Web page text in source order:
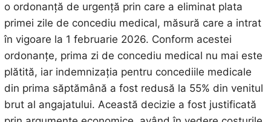
o ordonanță de urgență prin care a eliminat plata
primei zile de concediu medical, măsură care a intrat
în vigoare la 1 februarie 2026. Conform acestei
ordonanțe, prima zi de concediu medical nu mai este
plătită, iar indemnizația pentru concediile medicale
din prima săptămână a fost redusă la 55% din venitul
brut al angajatului. Această decizie a fost justificată